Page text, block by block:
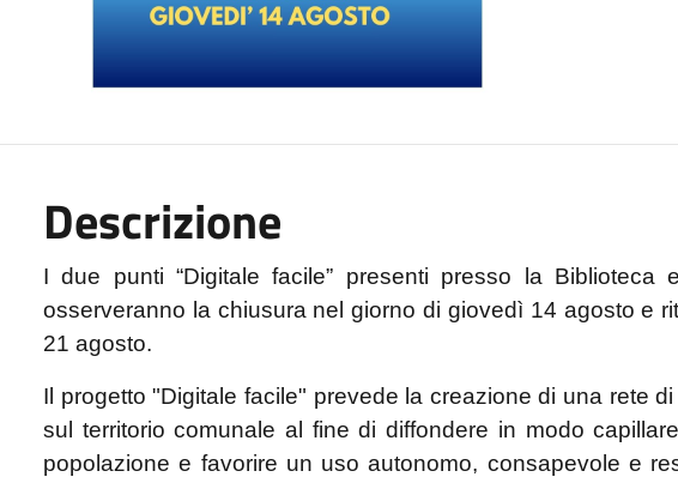
Descrizione
I due punti “Digitale facile” presenti presso la Biblioteca
osserveranno la chiusura nel giorno di giovedì 14 agosto e
21 agosto.
Il progetto "Digitale facile" prevede la creazione di una rete
sul territorio comunale al fine di diffondere in modo
popolazione e favorire un uso autonomo, consapevole e